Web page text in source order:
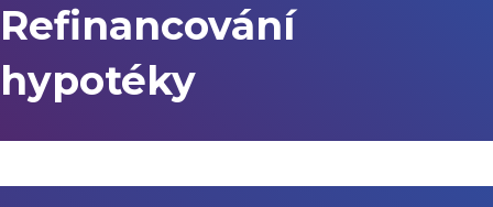
Refinancování
hypotéky